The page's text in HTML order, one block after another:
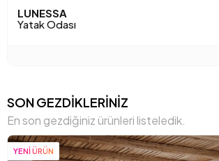
LUNESSA
Yatak Odası
FIOREN
Yatak Odası Takımı
SON GEZDİKLERİNİZ
En son gezdiğiniz ürünleri listeledik.
YENİ ÜRÜN